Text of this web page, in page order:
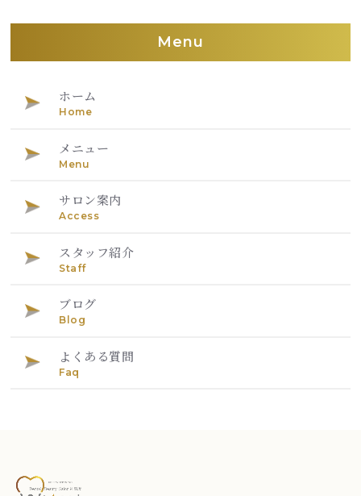
Menu
ホーム
Home
メニュー
Menu
サロン案内
Access
スタッフ紹介
Staff
ブログ
Blog
よくある質問
Faq